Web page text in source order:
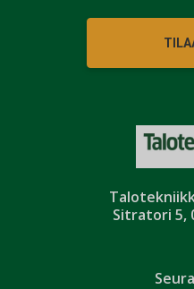
Sitratori 5,